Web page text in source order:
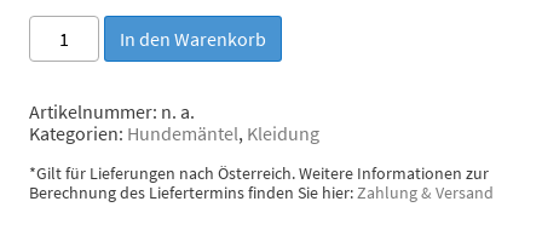
Chilly
Dogs
Mantel
White
North"
Menge
In den Warenkorb
Artikelnummer: n. a.
Kategorien: Hundemäntel, Kleidung
*Gilt für Lieferungen nach Österreich. Weitere Informationen zur
Berechnung des Liefertermins finden Sie hier:Zahlung & Versand